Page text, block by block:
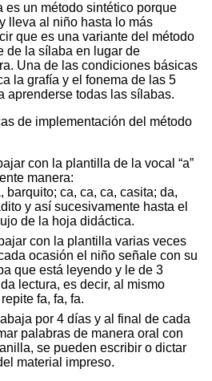
es un método sintético porque
lleva al niño hasta lo más
que es una variante del método
de la sílaba en lugar de
Una de las condiciones básicas
la grafía y el fonema de las 5
aprenderse todas las sílabas.
de implementación del método
con la plantilla de la vocal “a”
manera:
barquito; ca, ca, ca, casita; da,
y así sucesivamente hasta el
de la hoja didáctica.
con la plantilla varias veces
ocasión el niño señale con su
que está leyendo y le de 3
lectura, es decir, al mismo
fa, fa, fa.
por 4 días y al final de cada
palabras de manera oral con
se pueden escribir o dictar
material impreso.